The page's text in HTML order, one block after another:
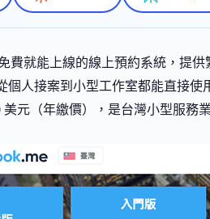
費就能上線的線上預約系統，提
個人接案到小型工作室都能直接
美元（年繳價），是台灣小型服務